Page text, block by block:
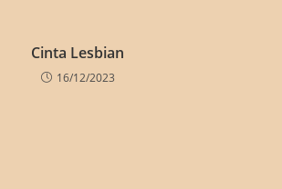
Cinta Lesbian
16/12/2023